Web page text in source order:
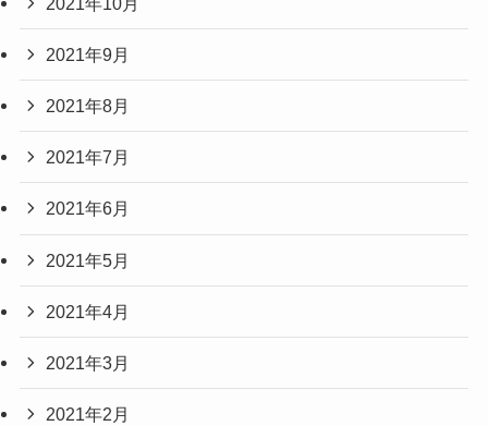
2021年9月
2021年8月
2021年7月
2021年6月
2021年5月
2021年4月
2021年3月
2021年2月